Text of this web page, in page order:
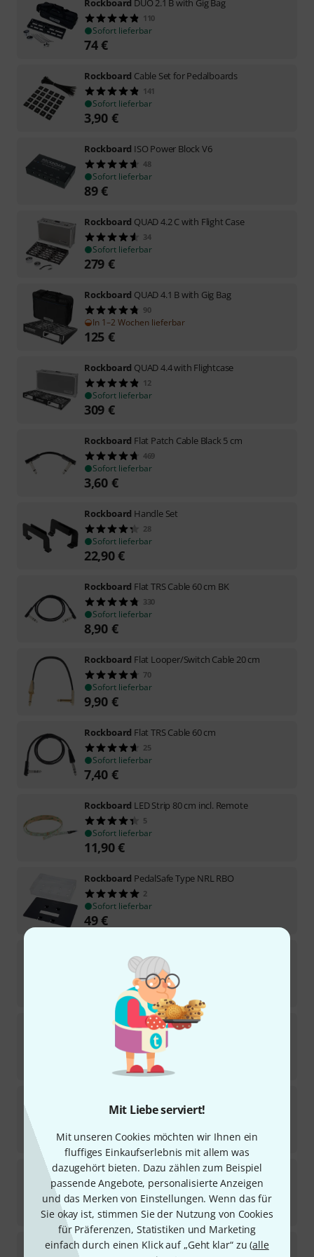
Mit Liebe serviert!
Mit unseren Cookies möchten wir Ihnen ein
fluffiges Einkaufserlebnis mit allem was
dazugehört bieten. Dazu zählen zum Beispiel
passende Angebote, personalisierte Anzeigen
und das Merken von Einstellungen. Wenn das für
Sie okay ist, stimmen Sie der Nutzung von Cookies
für Präferenzen, Statistiken und Marketing
einfach durch einen Klick auf „Geht klar“ zu (alle
110
Sofort lieferbar
74€
Rockboard Cable Set for Pedalboards
141
Sofort lieferbar
3,90 €
Rockboard ISO Power Block V6
48
Sofort lieferbar
89€
Rockboard QUAD 4.2 C with Flight Case
34
Sofort lieferbar
279 €
Rockboard QUAD 4.1 B with Gig Bag
90
In 1–2 Wochen lieferbar
125 €
Rockboard QUAD 4.4 with Flightcase
12
Sofort lieferbar
309 €
Rockboard Flat Patch Cable Black 5 cm
469
Sofort lieferbar
3,60 €
Rockboard Handle Set
28
Sofort lieferbar
22,90€
Rockboard Flat TRS Cable 60 cm BK
330
Sofort lieferbar
8,90 €
Rockboard Flat Looper/Switch Cable 20 cm
70
Sofort lieferbar
9,90 €
Rockboard Flat TRS Cable 60 cm
25
Sofort lieferbar
7,40 €
Rockboard LED Strip 80 cm incl. Remote
5
Sofort lieferbar
11,90€
Rockboard PedalSafe Type NRL RBO
2
Sofort lieferbar
49€
Sofort lieferbar
Rockboard DUO 2.1 C with Flight Case
36
Sofort lieferbar
162
7,90€
RockboardQUAD 4.4 with Gig Bag
18
Sofort lieferbar
169 €
RockboardDUO 2.0 with Gigbag